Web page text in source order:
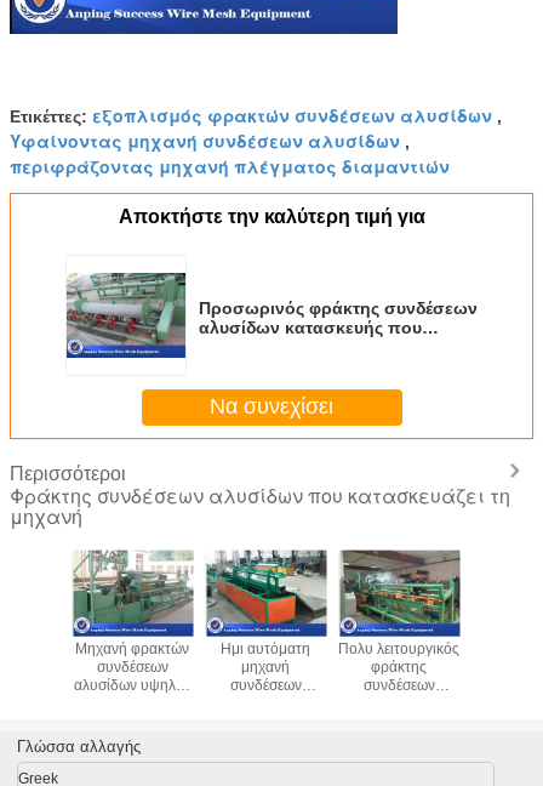
Ετικέττες: εξοπλισμός φρακτών συνδέσεων αλυσίδων ,
Υφαίνοντας μηχανή συνδέσεων αλυσίδων ,
περιφράζοντας μηχανή πλέγματος διαμαντιών
Αποκτήστε την καλύτερη τιμή για
Προσωρινός φράκτης συνδέσεων
αλυσίδων κατασκευής που
Να συνεχίσει
Περισσότεροι
Φράκτης συνδέσεων αλυσίδων που κατασκευάζει τη
μηχανή
Μηχανή φρακτών
συνδέσεων
αλυσίδων υψηλής
για το φράκτη
παιδικών χαρών
Ημι αυτόματη
μηχανή
συνδέσεων
συνδέσεων
Πολυ λειτουργικός
φράκτης
συνδέσεων
6500*4500*2500mm αλυσίδων
Γλώσσα αλλαγής
Greek